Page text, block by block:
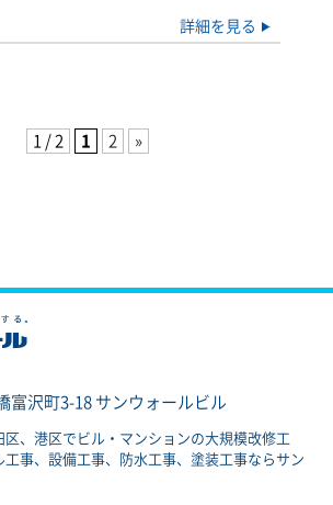
詳細を見る
1 / 2 1 2 »
富沢町3-18 サンウォールビル
区、港区でビル・マンションの大規模改修工
事、設備工事、防水工事、塗装工事ならサン